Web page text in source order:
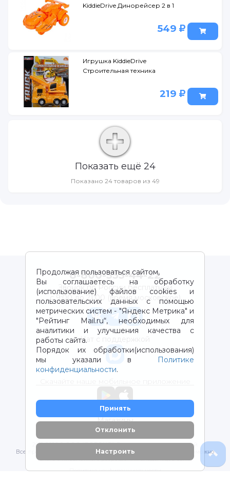
KiddieDrive Динорейсер 2 в 1
549
Игрушка KiddieDrive
Строительная техника
219
Показать ещё 24
Показано 24 товаров из 49
Продолжая пользоваться сайтом,
Вы соглашаетесь на обработку
(использование) файлов cookies и
пользовательских данных с помощью
метрических систем - "Яндекс Метрика" и
"Рейтинг Mail.ru“, необходимых для
аналитики и улучшения качества с
работы сайта.
Порядок их обработки(использования)
мы указали в
Политике
конфиденциальности.
Принять
Отклонить
Настроить
8-800-333-44-22
Звонок по России бесплатный
с 9:00 до 21:00 (время московское)
Чат с поддержкой
Магазины
2012-2026 © ООО "ВОТОНЯ". Детские товары с доставкой
Все права защищены. Любое использование материалов возможно
только с письменного разрешения владельцев сайта.
Политика конфиденциальности